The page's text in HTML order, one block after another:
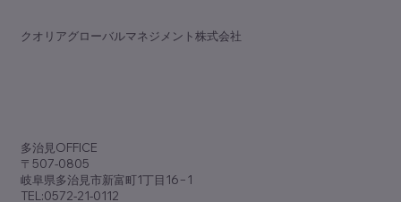
載されました
​クオリアグローバルマネジメント株式会社
​多治見OFFICE
〒507-0805
岐阜県多治見市新富町1丁目16−1
TEL:0572-21-0112